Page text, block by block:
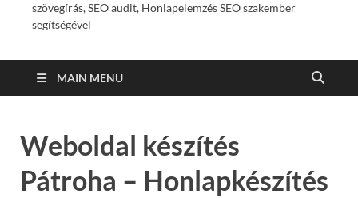
szövegírás, SEO audit, Honlapelemzés SEO szakember
segítségével
MAIN MENU
Weboldal készítés
Pátroha – Honlapkészítés